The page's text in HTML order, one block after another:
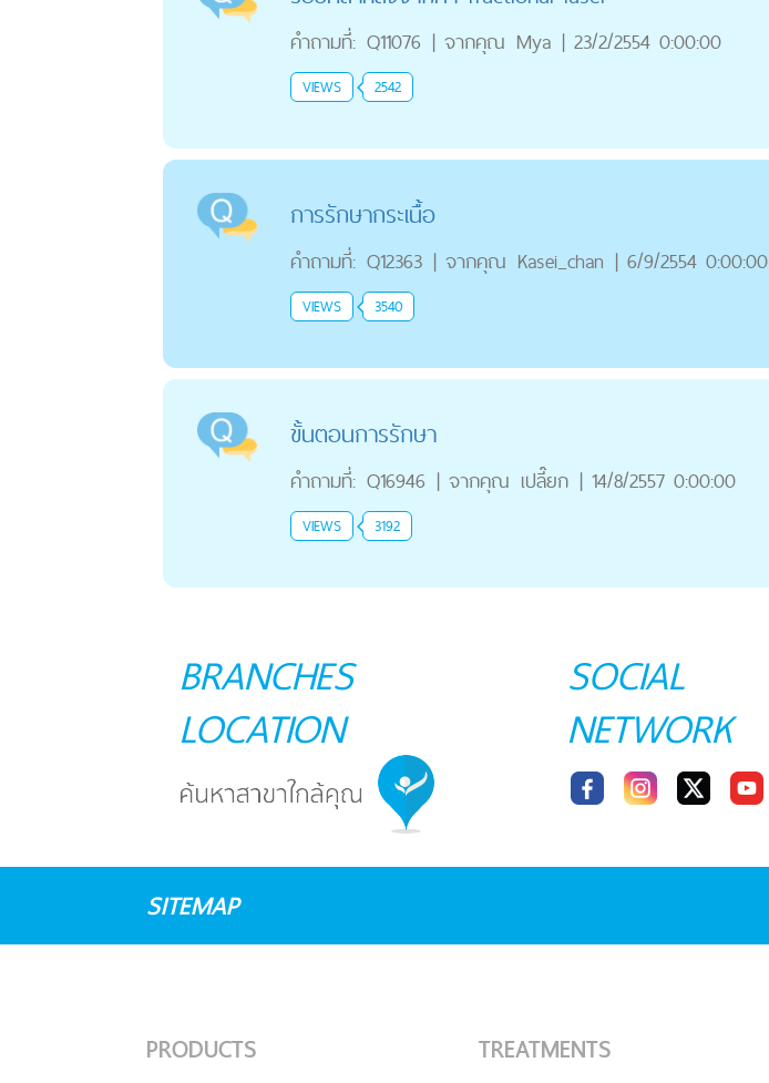
คำถามที่: Q11076 | จากคุณ Mya | 23/2/2554 0:00:00
VIEWS 2542
การรักษากระเนื้อ
คำถามที่: Q12363 | จากคุณ Kasei_chan | 6/9/2554 0:00:00
VIEWS 3540
ขั้นตอนการรักษา
คำถามที่: Q16946 | จากคุณ เปลี๊ยก | 14/8/2557 0:00:00
VIEWS 3192
BRANCHES
LOCATION
SOCIAL
NETWORK
SITEMAP
PRODUCTS TREATMENTS